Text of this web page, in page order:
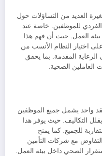
العديد من التساؤلات حول
الفردي للموظفين. خاصة عند
العمل. حيث أن فهم هذا
اختيار النظام الأنسب من
المقدمة. بما يحقق
العاملين الصحية.
واحد يشمل جميع الموظفين
التكاليف. حيث يوفر هذا
للجميع. كما يمنح
مع شركات التأمين
الصحي داخل بيئة العمل.